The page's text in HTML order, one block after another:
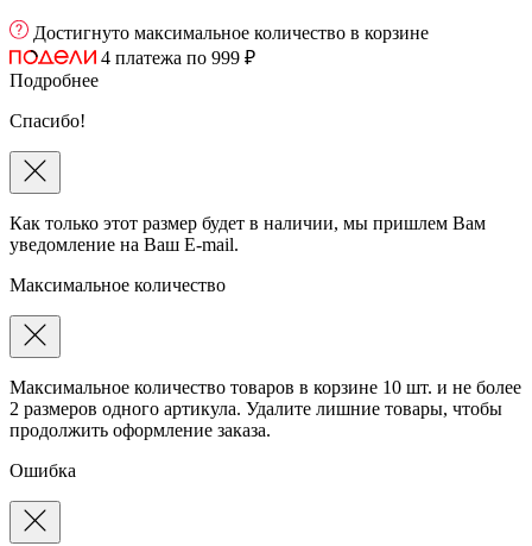
Достигнуто максимальное количество в корзине
4 платежа по 999 ₽
Подробнее
Спасибо!
Как только этот размер будет в наличии, мы пришлем Вам
уведомление на Ваш E-mail.
Максимальное количество
Максимальное количество товаров в корзине 10 шт. и не более
2 размеров одного артикула. Удалите лишние товары, чтобы
продолжить оформление заказа.
Ошибка